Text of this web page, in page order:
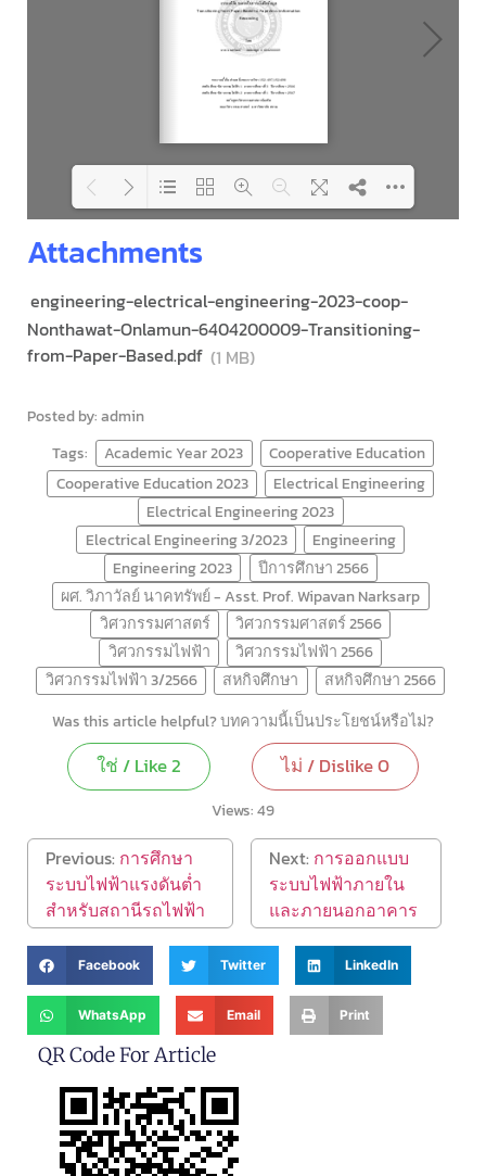
Loading PDF 74% ...
Attachments
engineering-electrical-engineering-2023-coop-
Nonthawat-Onlamun-6404200009-Transitioning-
from-Paper-Based.pdf (1 MB)
Posted by: admin
Tags:
Academic Year 2023
Cooperative Education
Cooperative Education 2023
Electrical Engineering
Electrical Engineering 2023
Electrical Engineering 3/2023
Engineering
Engineering 2023
ปีการศึกษา 2566
ผศ. วิภาวัลย์ นาคทรัพย์ - Asst. Prof. Wipavan Narksarp
วิศวกรรมศาสตร์
วิศวกรรมศาสตร์ 2566
วิศวกรรมไฟฟ้า
วิศวกรรมไฟฟ้า 2566
วิศวกรรมไฟฟ้า 3/2566
สหกิจศึกษา
สหกิจศึกษา 2566
Was this article helpful? บทความนี้เป็นประโยชน์หรือไม่?
ใช่ / Like2 ไม่ / Dislike0
Views:49
Previous: การศึกษา
ระบบไฟฟ้าแรงดันต่ำ
สำหรับสถานีรถไฟฟ้า
Next: การออกแบบ
ระบบไฟฟ้าภายใน
และภายนอกอาคาร
Facebook Twitter LinkedIn
WhatsApp Email Print
QR Code For Article